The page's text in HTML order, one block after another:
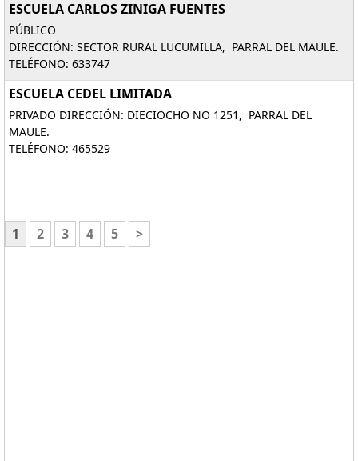
ESCUELA CARLOS ZINIGA FUENTES
PÚBLICO
DIRECCIÓN: SECTOR RURAL LUCUMILLA, PARRAL DEL MAULE.
TELÉFONO: 633747
ESCUELA CEDEL LIMITADA
PRIVADO DIRECCIÓN: DIECIOCHO NO 1251, PARRAL DEL
MAULE.
TELÉFONO: 465529
1 2 3 4 5 >